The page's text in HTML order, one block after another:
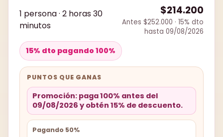
1 persona · 2 horas 30
minutos
$214.200
Antes $252.000 · 15% dto
hasta 09/08/2026
15% dto pagando 100%
PUNTOS QUE GANAS
Promoción: paga 100% antes del
09/08/2026 y obtén 15% de descuento.
Pagando 50%